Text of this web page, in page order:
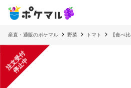
産直・通販のポケマル 野菜 トマト 【食べ
注
文
受
付
停
止
中